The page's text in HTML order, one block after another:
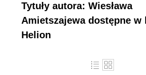
Tytuły autora: Wiesława
Amietszajewa dostępne w
Helion